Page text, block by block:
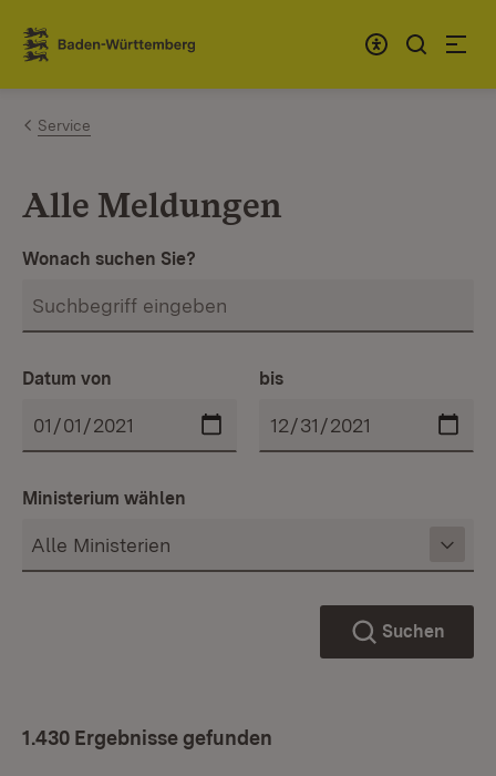
Zum Inhalt springen
Link zur Startseite
Service
Alle Meldungen
Wonach suchen Sie?
Datum von bis
Ministerium wählen
Suchen
1.430 Ergebnisse gefunden